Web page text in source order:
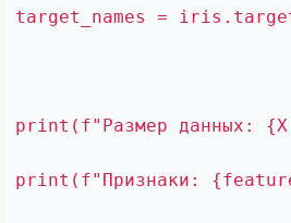
target_names =
print(f"Размер данных:
print(f"Признаки: